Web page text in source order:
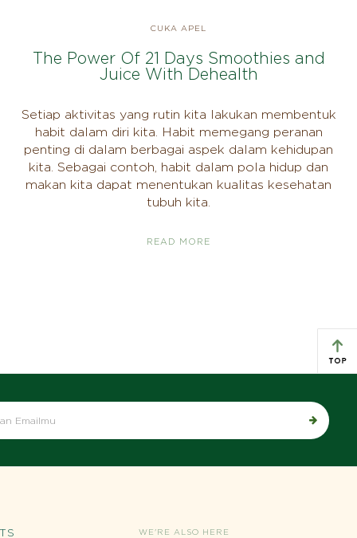
CUKA APEL
The Power Of 21 Days Smoothies and
Juice With Dehealth
Setiap aktivitas yang rutin kita lakukan membentuk
habit dalam diri kita. Habit memegang peranan
penting di dalam berbagai aspek dalam kehidupan
kita. Sebagai contoh, habit dalam pola hidup dan
makan kita dapat menentukan kualitas kesehatan
tubuh kita.
READ MORE
WE'RE ALSO HERE